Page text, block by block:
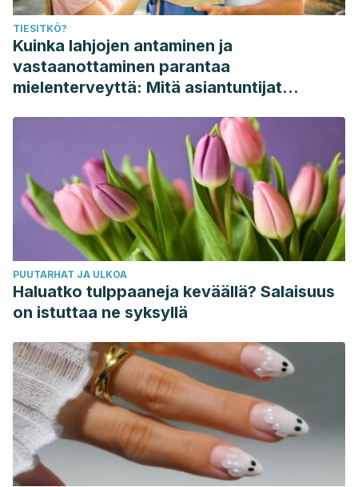
TIESITKÖ?
Kuinka lahjojen antaminen ja
vastaanottaminen parantaa
mielenterveyttä: Mitä asiantuntijat
PUUTARHAT JA ULKOA
Haluatko tulppaaneja keväällä? Salaisuus
on istuttaa ne syksyllä